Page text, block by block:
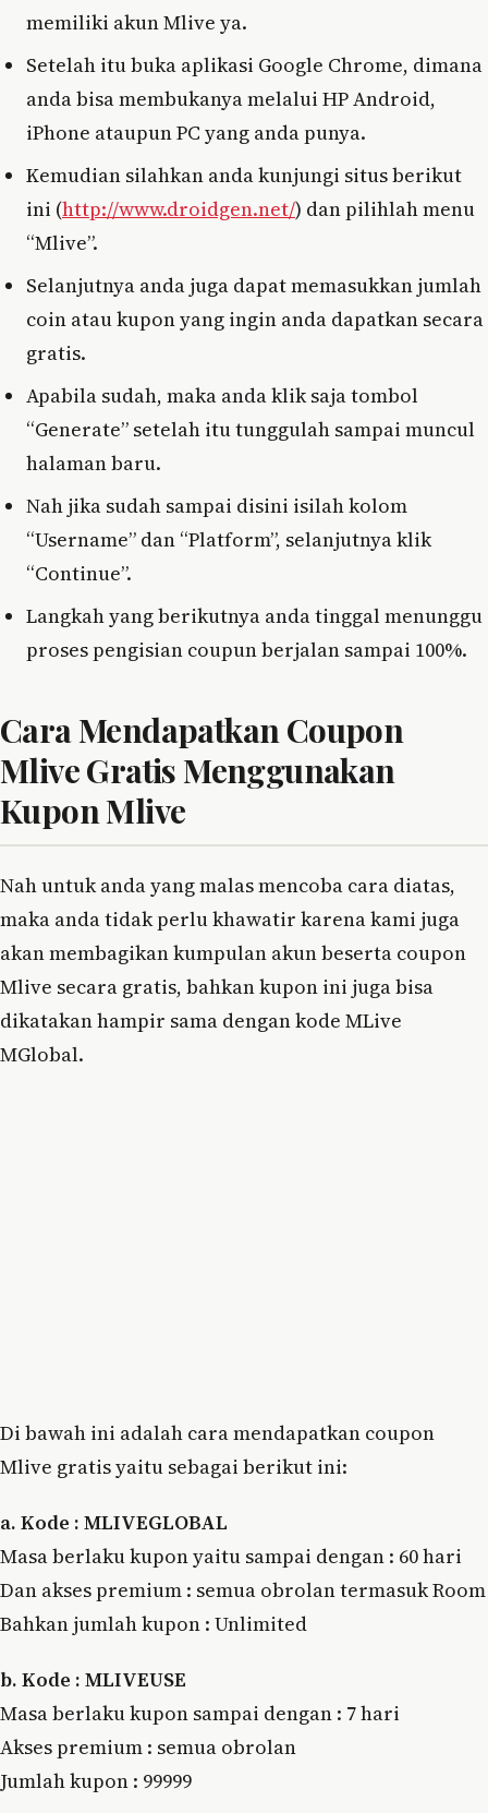
memiliki akun Mlive ya.
Setelah itu buka aplikasi Google Chrome, dimana
anda bisa membukanya melalui HP Android,
iPhone ataupun PC yang anda punya.
Kemudian silahkan anda kunjungi situs berikut
ini (http://www.droidgen.net/) dan pilihlah menu
“Mlive”.
Selanjutnya anda juga dapat memasukkan jumlah
coin atau kupon yang ingin anda dapatkan secara
gratis.
Apabila sudah, maka anda klik saja tombol
“Generate” setelah itu tunggulah sampai muncul
halaman baru.
Nah jika sudah sampai disini isilah kolom
“Username” dan “Platform”, selanjutnya klik
“Continue”.
Langkah yang berikutnya anda tinggal menunggu
proses pengisian coupun berjalan sampai 100%.
Cara Mendapatkan Coupon
Mlive Gratis Menggunakan
Kupon Mlive
Nah untuk anda yang malas mencoba cara diatas,
maka anda tidak perlu khawatir karena kami juga
akan membagikan kumpulan akun beserta coupon
Mlive secara gratis, bahkan kupon ini juga bisa
dikatakan hampir sama dengan kode MLive
MGlobal.
Di bawah ini adalah cara mendapatkan coupon
Mlive gratis yaitu sebagai berikut ini:
a. Kode : MLIVEGLOBAL
Masa berlaku kupon yaitu sampai dengan : 60 hari
Dan akses premium : semua obrolan termasuk Room
Bahkan jumlah kupon : Unlimited
b. Kode : MLIVEUSE
Masa berlaku kupon sampai dengan : 7 hari
Akses premium : semua obrolan
Jumlah kupon : 99999